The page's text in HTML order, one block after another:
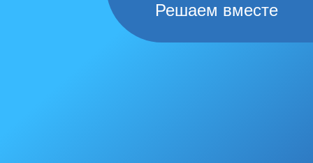
Решаем вместе